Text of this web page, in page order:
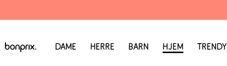
Dame Herre Barn Hjem Trendy